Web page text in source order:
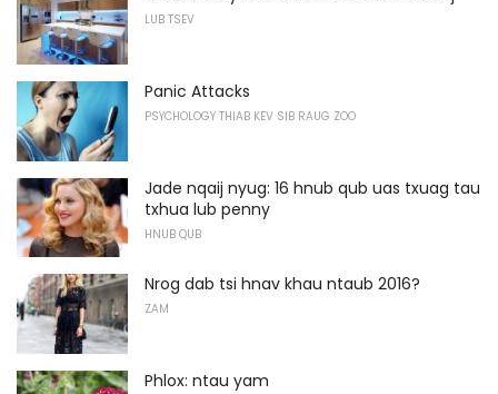
LUB TSEV
Panic Attacks
PSYCHOLOGY THIAB KEV SIB RAUG ZOO
Jade nqaij nyug: 16 hnub qub uas txuag tau
txhua lub penny
HNUB QUB
Nrog dab tsi hnav khau ntaub 2016?
ZAM
Phlox: ntau yam